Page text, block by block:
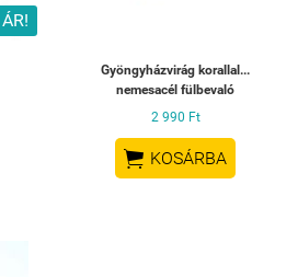
Gyöngyházvirág korallal...
nemesacél fülbevaló
2 990 Ft
 KOSÁRBA